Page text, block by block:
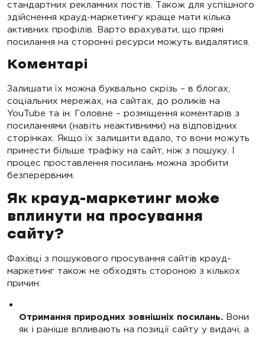
стандартних рекламних постів. Також для успішного
здійснення крауд-маркетингу краще мати кілька
активних профілів. Варто врахувати, що прямі
посилання на сторонні ресурси можуть видалятися.
Коментарі
Залишати їх можна буквально скрізь – в блогах,
соціальних мережах, на сайтах, до роликів на
YouTube та ін. Головне – розміщення коментарів з
посиланнями (навіть неактивними) на відповідних
сторінках. Якщо їх залишити вдало, то вони можуть
принести більше трафіку на сайт, ніж з пошуку. І
процес проставлення посилань можна зробити
безперервним.
Як крауд-маркетинг може
вплинути на просування
сайту?
Фахівці з пошукового просування сайтів крауд-
маркетинг також не обходять стороною з кількох
причин:
Отримання природних зовнішніх посилань. Вони
як і раніше впливають на позиції сайту у видачі, а